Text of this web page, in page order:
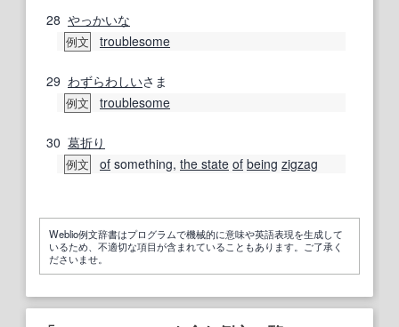
28 やっかいな
例文 troublesome
29 わずらわしいさま
例文 troublesome
30 葛折り
例文 of something, the state of being zigzag
Weblio例文辞書はプログラムで機械的に意味や英語表現を生成して
いるため、不適切な項目が含まれていることもあります。ご了承く
ださいませ。